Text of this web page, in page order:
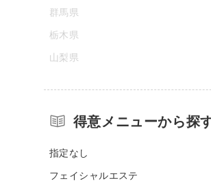
群馬県
栃木県
山梨県
得意メニューから探
指定なし
フェイシャルエステ